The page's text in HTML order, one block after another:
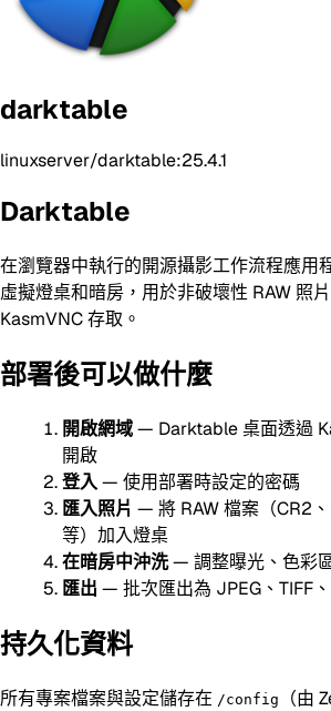
darktable
linuxserver/darktable:25.4.1
Darktable
在瀏覽器中執行的開源攝影工作流程應用
虛擬燈桌和暗房，用於非破壞性 RAW 照
KasmVNC 存取。
部署後可以做什麼
開啟網域— Darktable 桌面透過
開啟
登入— 使用部署時設定的密碼
匯入照片 — 將 RAW 檔案（CR2
等）加入燈桌
在暗房中沖洗— 調整曝光、色彩
匯出 — 批次匯出為 JPEG、TIFF
持久化資料
所有專案檔案與設定儲存在 /config
（由